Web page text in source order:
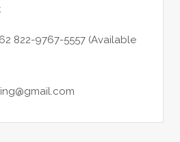
822-9767-5557 (Available